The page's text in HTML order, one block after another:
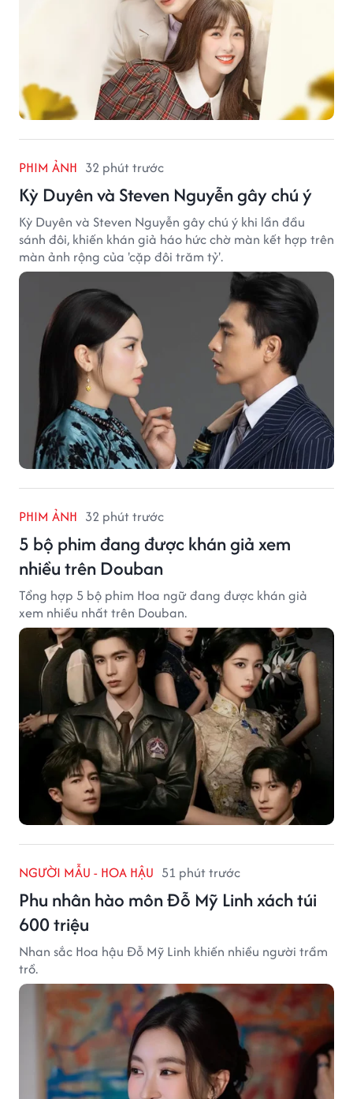
PHIM ẢNH 32 phút trước
Kỳ Duyên và Steven Nguyễn gây chú ý
Kỳ Duyên và Steven Nguyễn gây chú ý khi lần đầu
sánh đôi, khiến khán giả háo hức chờ màn kết hợp trên
màn ảnh rộng của 'cặp đôi trăm tỷ'.
PHIM ẢNH 32 phút trước
5 bộ phim đang được khán giả xem
nhiều trên Douban
Tổng hợp 5 bộ phim Hoa ngữ đang được khán giả
xem nhiều nhất trên Douban.
NGƯỜI MẪU - HOA HẬU 51 phút trước
Phu nhân hào môn Đỗ Mỹ Linh xách túi
600 triệu
Nhan sắc Hoa hậu Đỗ Mỹ Linh khiến nhiều người trầm
trồ.